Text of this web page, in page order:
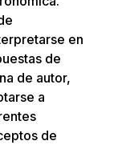
en
de
de autor,
a
de